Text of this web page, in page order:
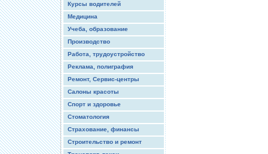
Курсы водителей
Медицина
Учеба, образование
Производство
Работа, трудоустройство
Реклама, полиграфия
Ремонт, Сервис-центры
Салоны красоты
Спорт и здоровье
Стоматология
Страхование, финансы
Строительство и ремонт